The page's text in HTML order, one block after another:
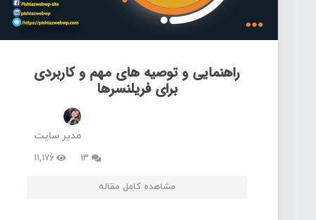
راهنمایی و توصیه های مهم و کاربردی
برای فریلنسرها
مدیر سایت
13 دیدگاه 11,176
مشاهده کامل مقاله